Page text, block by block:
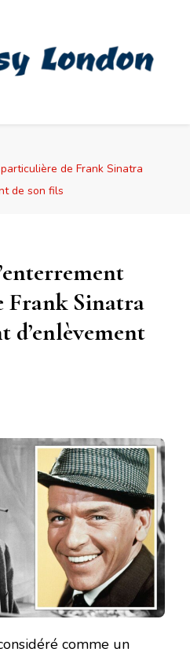
de Frank Sinatra
de son fils
Frank Sinatra
d’enlèvement
comme un